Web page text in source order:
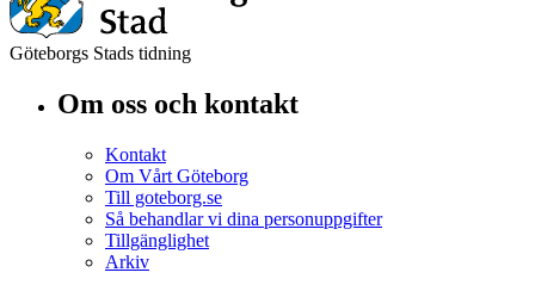
Göteborgs Stads tidning
Om oss och kontakt
Kontakt
Om Vårt Göteborg
Till goteborg.se
Så behandlar vi dina personuppgifter
Tillgänglighet
Arkiv